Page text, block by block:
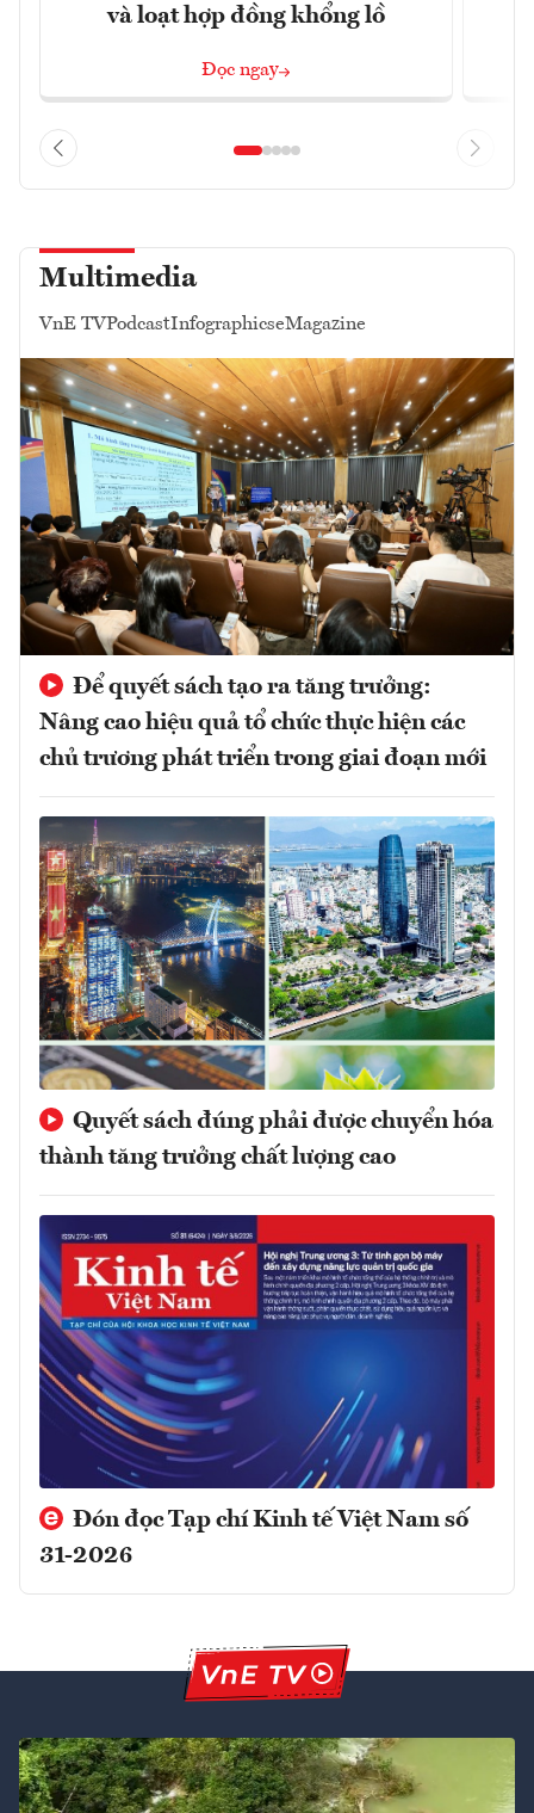
và loạt hợp đồng khổng lồ
Đọc ngay
Multimedia
VnE TVPodcastInfographicseMagazine
Để quyết sách tạo ra tăng trưởng:
Nâng cao hiệu quả tổ chức thực hiện các
chủ trương phát triển trong giai đoạn mới
Quyết sách đúng phải được chuyển hóa
thành tăng trưởng chất lượng cao
Đón đọc Tạp chí Kinh tế Việt Nam số
31-2026